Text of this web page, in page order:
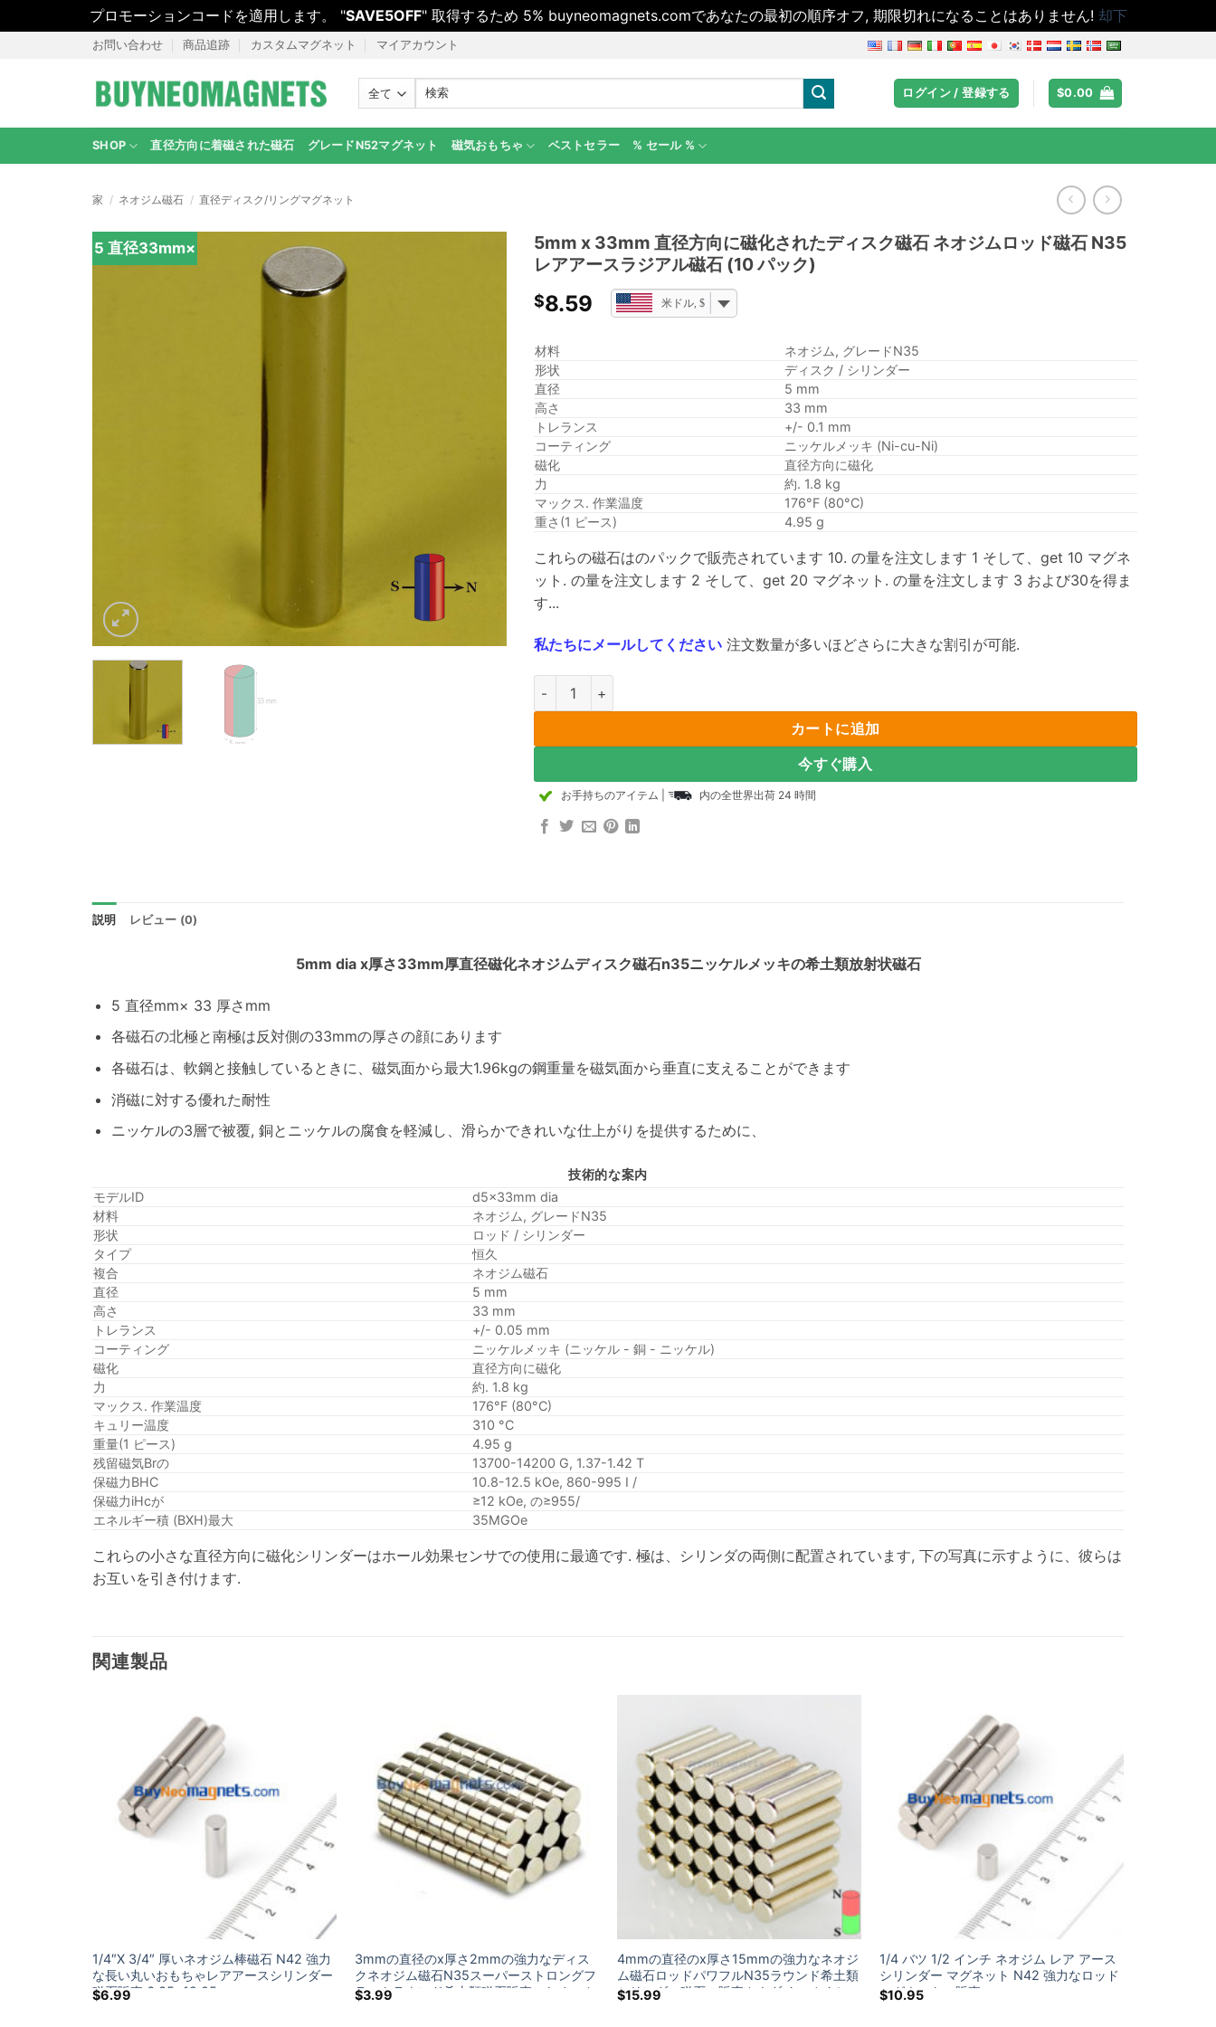
プロモーションコードを適用します。 "SAVE5OFF" 取得するため 5% buyneomagnets.comであなたの最初の順序オフ, 期限切れになることはありません! 却下
ツ
お問い合わせ 商品追跡 カスタムマグネット マイアカウント
ログイン / 登録する $0.00
SHOP 直径方向に着磁された磁石 グレードN52マグネット 磁気おもちゃ ベストセラー % セール %
家 / ネオジム磁石 / 直径ディスク/リングマグネット
5 直径33mm×
5mm x 33mm 直径方向に磁化されたディスク磁石 ネオジムロッド磁石 N35
レアアースラジアル磁石 (10 パック)
$8.59 米ドル, $
材料
ネオジム, グレードN35
形状
ディスク / シリンダー
直径
5 mm
高さ
33 mm
トレランス
+/- 0.1 mm
コーティング
ニッケルメッキ (Ni-cu-Ni)
磁化
直径方向に磁化
力
約. 1.8 kg
マックス. 作業温度
176°F (80°C)
重さ(1 ピース)
4.95 g
これらの磁石はのパックで販売されています 10. の量を注文します 1 そして、get 10 マグネ
ット. の量を注文します 2 そして、get 20 マグネット. の量を注文します 3 および30を得ま
す...
私たちにメールしてください注文数量が多いほどさらに大きな割引が可能.
5mm x 33mm 直径方向に磁化されたディスク磁石 ネオジムロッド磁石 N35 レアアースラジアル磁石 (10 パック) 量
カートに追加
今すぐ購入
お手持ちのアイテム 内の全世界出荷 24 時間
説明 レビュー (0)
5mm dia x厚さ33mm厚直径磁化ネオジムディスク磁石n35ニッケルメッキの希土類放射状磁石
5 直径mm× 33 厚さmm
各磁石の北極と南極は反対側の33mmの厚さの顔にあります
各磁石は、軟鋼と接触しているときに、磁気面から最大1.96kgの鋼重量を磁気面から垂直に支えることができます
消磁に対する優れた耐性
ニッケルの3層で被覆, 銅とニッケルの腐食を軽減し、滑らかできれいな仕上がりを提供するために、
技術的な案内
モデルID
d5x33mm dia
材料
ネオジム, グレードN35
形状
ロッド / シリンダー
タイプ
恒久
複合
ネオジム磁石
直径
5 mm
高さ
33 mm
トレランス
+/- 0.05 mm
コーティング
ニッケルメッキ (ニッケル - 銅 - ニッケル)
磁化
直径方向に磁化
力
約. 1.8 kg
マックス. 作業温度
176°F (80°C)
キュリー温度
310 °C
重量(1 ピース)
4.95 g
残留磁気Brの
13700-14200 G, 1.37-1.42 T
保磁力BHC
10.8-12.5 kOe, 860-995 I /
保磁力iHcが
≥12 kOe, の≥955/
エネルギー積 (BXH)最大
35MGOe
これらの小さな直径方向に磁化シリンダーはホール効果センサでの使用に最適です. 極は、シリンダの両側に配置されています, 下の写真に示すように、彼らは
お互いを引き付けます.
関連製品
1/4″X 3/4″ 厚いネオジム棒磁石 N42 強力
な長い丸いおもちゃレアアースシリンダー
磁石販売 6.35×19.05mm
$6.99
3mmの直径のx厚さ2mmの強力なディス
クネオジム磁石N35スーパーストロングフ
ラットラウンド希土類磁石販売のためのカ
$3.99
4mmの直径のx厚さ15mmの強力なネオジ
ム磁石ロッドパワフルN35ラウンド希土類
シリンダー磁石の販売カナダイーベイホー
$15.99
1/4 バツ 1/2 インチ ネオジム レア アース
シリンダー マグネット N42 強力なロッド
マグネットの販売
$10.95